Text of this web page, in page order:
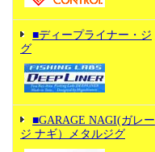
■ディープライナー・ジ
グ
■GARAGE NAGI(ガレー
ジ ナギ）メタルジグ